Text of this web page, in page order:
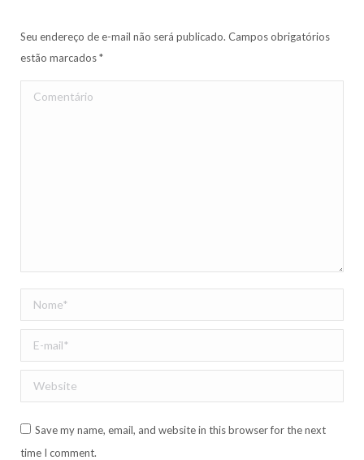
Seu endereço de e-mail não será publicado. Campos obrigatórios
estão marcados*
Comentário
Nome *
E-mail *
Website
Save my name, email, and website in this browser for the next
time I comment.